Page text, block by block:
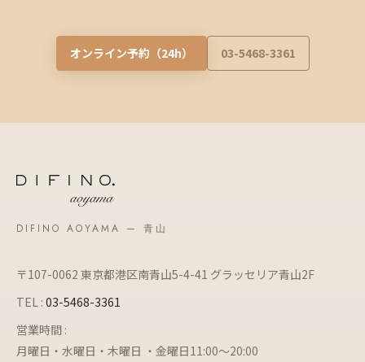
オンライン予約（24h） 03-5468-3361
DIFINO AOYAMA — 青山
〒107-0062 東京都港区南青山5-4-41 グラッセリア青山2F
TEL : 03-5468-3361
営業時間 :
月曜日・水曜日・木曜日 ・金曜日11:00～20:00